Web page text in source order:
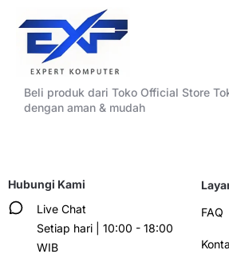
Beli produk dari Toko Official Store
dengan aman & mudah
Hubungi Kami
Live Chat
Setiap hari | 10:00 - 18:00
WIB
FAQ